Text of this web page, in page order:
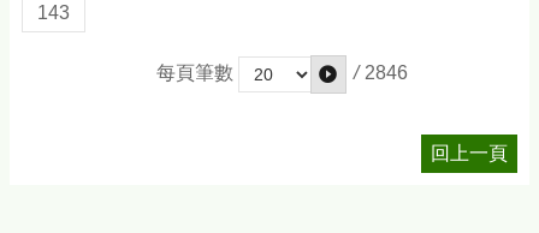
143
每頁筆數 / 2846
回上一頁